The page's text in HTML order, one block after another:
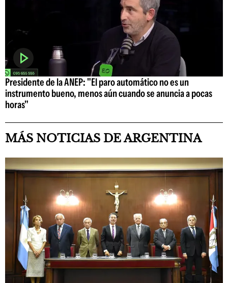
Presidente de la ANEP: "El paro automático no es un
instrumento bueno, menos aún cuando se anuncia a pocas
horas"
MÁS NOTICIAS DE ARGENTINA